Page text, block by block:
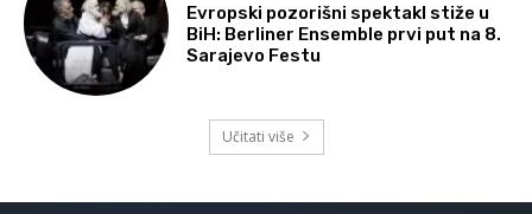
Evropski pozorišni spektakl stiže u
BiH: Berliner Ensemble prvi put na 8.
Sarajevo Festu
Učitati više